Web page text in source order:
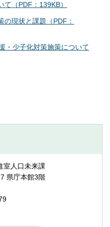
（PDF：139KB）
現状と課題（PDF：
少子化対策施策について
室人口未来課
県庁本館3階